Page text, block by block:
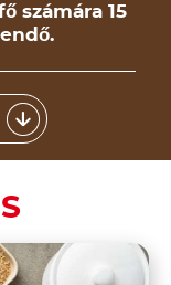
számára 15